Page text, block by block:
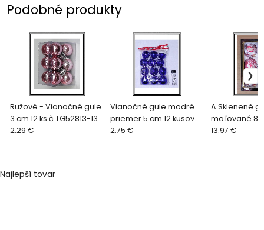
Podobné produkty
Ružové - Vianočné gule
3 cm 12 ks č TG52813-13
ružové
2.29 €
Vianočné gule modré
priemer 5 cm 12 kusov
2.75 €
A Sklenené
maľované 8
č 16
13.97 €
Najlepší tovar